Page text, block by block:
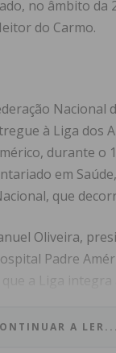
no âmbito da
do Carmo.
Nacional
à Liga dos
durante o
em
que
Oliveira,
Padre
a Liga integra
é representativo
A LER...